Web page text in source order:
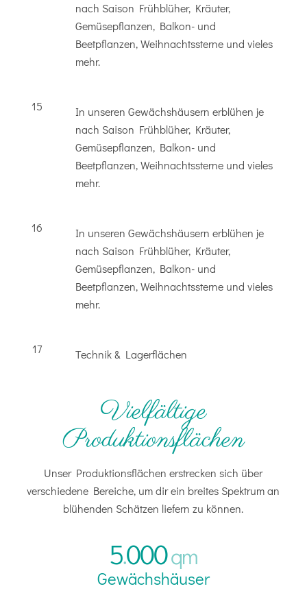
nach Saison Frühblüher, Kräuter,
Gemüsepflanzen, Balkon- und
Beetpflanzen, Weihnachtssterne und vieles
mehr.
15
In unseren Gewächshäusern erblühen je
nach Saison Frühblüher, Kräuter,
Gemüsepflanzen, Balkon- und
Beetpflanzen, Weihnachtssterne und vieles
mehr.
16
In unseren Gewächshäusern erblühen je
nach Saison Frühblüher, Kräuter,
Gemüsepflanzen, Balkon- und
Beetpflanzen, Weihnachtssterne und vieles
mehr.
17 Technik & Lagerflächen
Vielfältige
Produktionsflächen
Unser Produktionsflächen erstrecken sich über
verschiedene Bereiche, um dir ein breites Spektrum an
blühenden Schätzen liefern zu können.
5.000qm
Gewächshäuser